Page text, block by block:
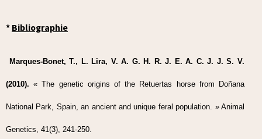
* Bibliographie
Marques-Bonet, T., L. Lira, V. A. G. H. R. J. E. A. C. J. J. S. V.
(2010). « The genetic origins of the Retuertas horse from Doñana
National Park, Spain, an ancient and unique feral population. » Animal
Genetics, 41(3), 241-250.